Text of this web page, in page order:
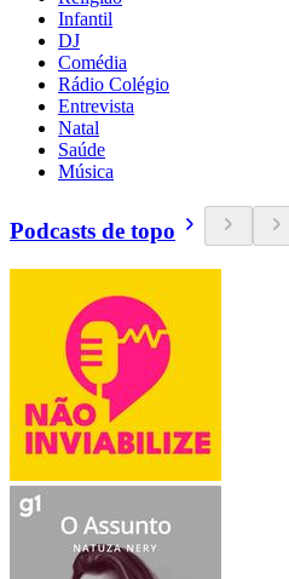
Infantil
DJ
Comédia
Rádio Colégio
Entrevista
Natal
Saúde
Música
Podcasts de topo